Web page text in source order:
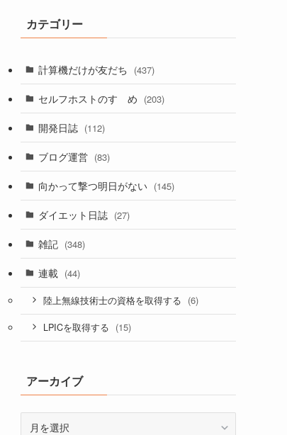
カテゴリー
計算機だけが友だち (437)
セルフホストのすゝめ (203)
開発日誌 (112)
ブログ運営 (83)
向かって撃つ明日がない (145)
ダイエット日誌 (27)
雑記 (348)
連載 (44)
陸上無線技術士の資格を取得する (6)
LPICを取得する (15)
アーカイブ